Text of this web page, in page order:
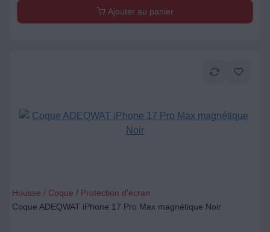
Ajouter au panier
Housse / Coque / Protection d'écran
Coque ADEQWAT iPhone 17 Pro Max magnétique Noir